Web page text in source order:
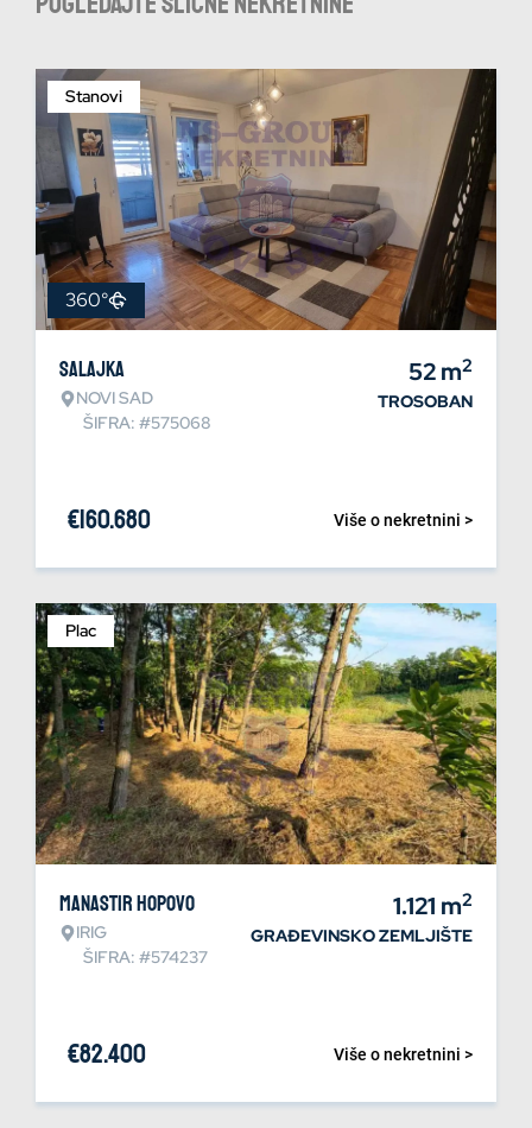
Stanovi
360°
Salajka
NOVI SAD
ŠIFRA: #575068
52m2
TROSOBAN
Više o nekretnini >
€160.680
Plac
Manastir Hopovo
IRIG
ŠIFRA: #574237
1.121 m2
GRAĐEVINSKO ZEMLJIŠTE
Više o nekretnini >
€82.400